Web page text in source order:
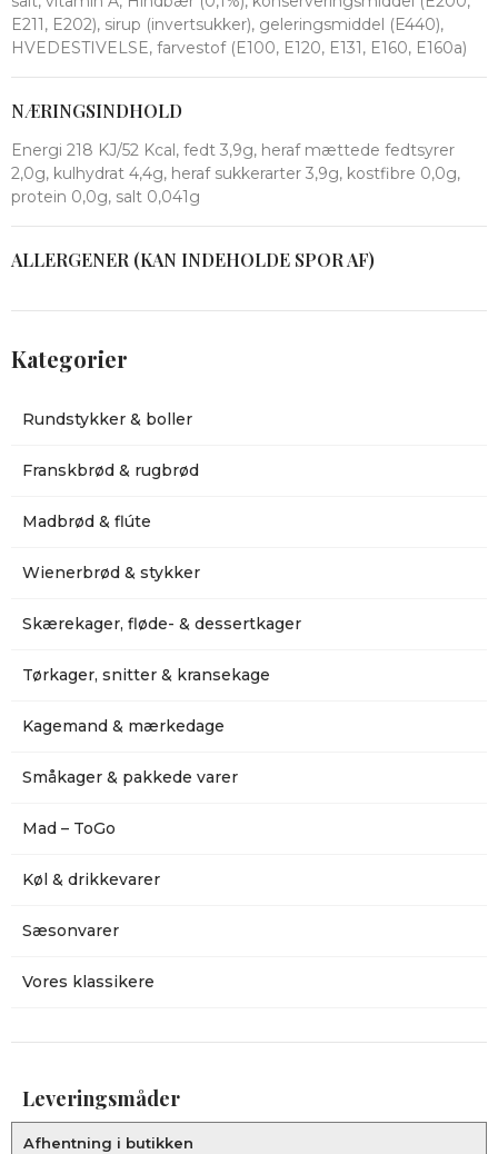
E211, E202), sirup (invertsukker), geleringsmiddel (E440),
HVEDESTIVELSE, farvestof (E100, E120, E131, E160, E160a)
NÆRINGSINDHOLD
Energi 218 KJ/52 Kcal, fedt 3,9g, heraf mættede fedtsyrer
2,0g, kulhydrat 4,4g, heraf sukkerarter 3,9g, kostfibre 0,0g,
protein 0,0g, salt 0,041g
ALLERGENER (KAN INDEHOLDE SPOR AF)
Kategorier
Rundstykker & boller
Franskbrød & rugbrød
Madbrød & flúte
Wienerbrød & stykker
Skærekager, fløde- & dessertkager
Tørkager, snitter & kransekage
Kagemand & mærkedage
Småkager & pakkede varer
Mad – ToGo
Køl & drikkevarer
Sæsonvarer
Vores klassikere
Leveringsmåder
Afhentning i butikken